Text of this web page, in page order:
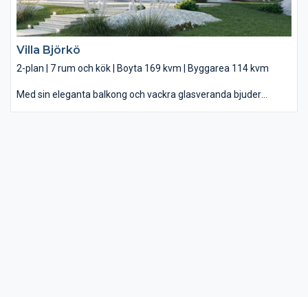
Villa Björkö
2-plan | 7 rum och kök | Boyta 169 kvm | Byggarea 114 kvm
Med sin eleganta balkong och vackra glasveranda bjuder